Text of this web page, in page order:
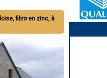
fibro en zinc, à
Charleville-
Pamiers
Narbonne